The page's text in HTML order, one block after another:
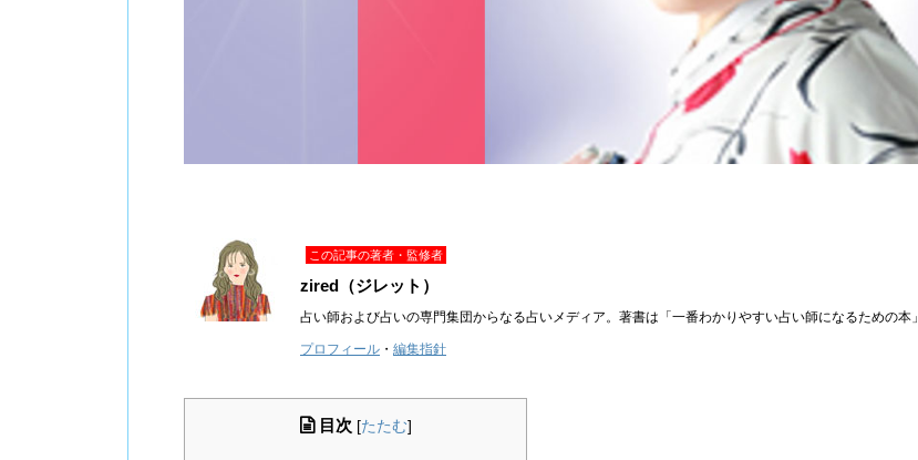
この記事の著者・監修者
zired（ジレット）
占い師および占いの専門集団からなる占いメディア。著書は「一番わかりやすい占い師になるための本」
プロフィール ・ 編集指針
目次 [たたむ]